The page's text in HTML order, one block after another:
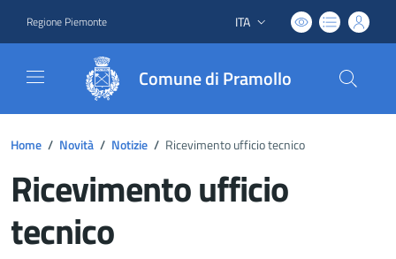
Regione Piemonte Lingua attiva:
ITA
Comune di Pramollo
Home / Novità / Notizie / Ricevimento ufficio tecnico
Ricevimento ufficio
tecnico